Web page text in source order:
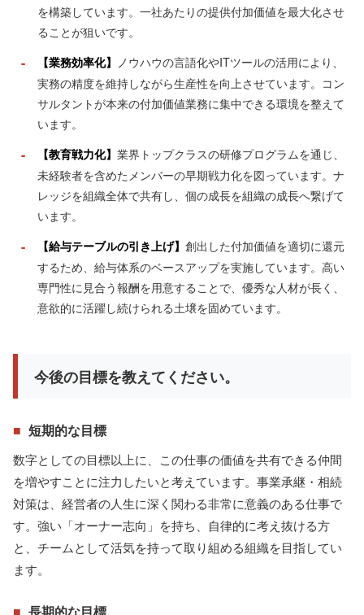
を構築しています。一社あたりの提供付加価値を最大化させ
ることが狙いです。
- 【業務効率化】 ノウハウの言語化やITツールの活用により、
実務の精度を維持しながら生産性を向上させています。コン
サルタントが本来の付加価値業務に集中できる環境を整えて
います。
- 【教育戦力化】 業界トップクラスの研修プログラムを通じ、
未経験者を含めたメンバーの早期戦力化を図っています。ナ
レッジを組織全体で共有し、個の成長を組織の成長へ繋げて
います。
- 【給与テーブルの引き上げ】 創出した付加価値を適切に還元
するため、給与体系のベースアップを実施しています。高い
専門性に見合う報酬を用意することで、優秀な人材が長く、
意欲的に活躍し続けられる土壌を固めています。
今後の目標を教えてください。
■ 短期的な目標
数字としての目標以上に、この仕事の価値を共有できる仲間
を増やすことに注力したいと考えています。事業承継・相続
対策は、経営者の人生に深く関わる非常に意義のある仕事で
す。強い「オーナー志向」を持ち、自律的に考え抜ける方
と、チームとして活気を持って取り組める組織を目指してい
ます。
■ 長期的な目標